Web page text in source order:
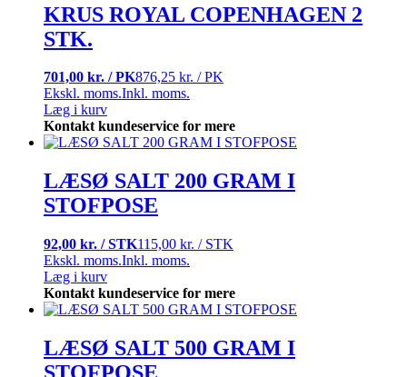
KRUS ROYAL COPENHAGEN 2
STK.
701,00 kr. / PK876,25 kr. / PK
Ekskl. moms.Inkl. moms.
Læg i kurv
Kontakt kundeservice for mere
LÆSØ SALT 200 GRAM I
STOFPOSE
92,00 kr. / STK115,00 kr. / STK
Ekskl. moms.Inkl. moms.
Læg i kurv
Kontakt kundeservice for mere
LÆSØ SALT 500 GRAM I